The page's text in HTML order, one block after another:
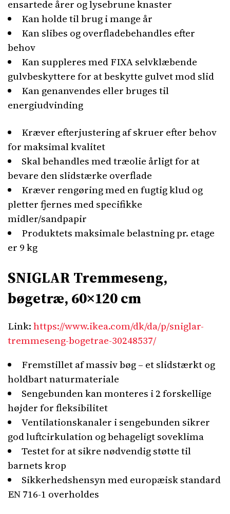
ensartede årer og lysebrune knaster
Kan holde til brug i mange år
Kan slibes og overfladebehandles efter
behov
Kan suppleres med FIXA selvklæbende
gulvbeskyttere for at beskytte gulvet mod slid
Kan genanvendes eller bruges til
energiudvinding
Kræver efterjustering af skruer efter behov
for maksimal kvalitet
Skal behandles med træolie årligt for at
bevare den slidstærke overflade
Kræver rengøring med en fugtig klud og
pletter fjernes med specifikke
midler/sandpapir
Produktets maksimale belastning pr. etage
er 9 kg
SNIGLAR Tremmeseng,
bøgetræ, 60×120 cm
Link:https://www.ikea.com/dk/da/p/sniglar-
tremmeseng-bogetrae-30248537/
Fremstillet af massiv bøg – et slidstærkt og
holdbart naturmateriale
Sengebunden kan monteres i 2 forskellige
højder for fleksibilitet
Ventilationskanaler i sengebunden sikrer
god luftcirkulation og behageligt soveklima
Testet for at sikre nødvendig støtte til
barnets krop
Sikkerhedshensyn med europæisk standard
EN 716-1 overholdes